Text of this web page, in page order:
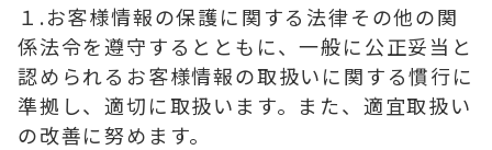
１.お客様情報の保護に関する法律その他の関
係法令を遵守するとともに、一般に公正妥当と
認められるお客様情報の取扱いに関する慣行に
準拠し、適切に取扱います。また、適宜取扱い
の改善に努めます。